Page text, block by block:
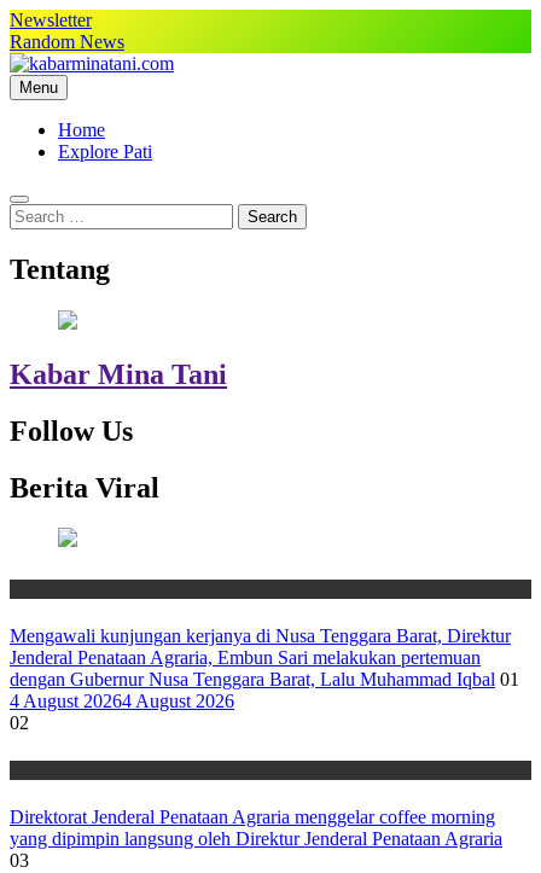
Skip
to
content
Newsletter
Random News
kabarminatani.com
Menu
Home
Explore Pati
Search
for:
Tentang
Kabar Mina Tani
Follow Us
Berita Viral
Mengawali kunjungan kerjanya di Nusa Tenggara Barat, Direktur
Jenderal Penataan Agraria, Embun Sari melakukan pertemuan
dengan Gubernur Nusa Tenggara Barat, Lalu Muhammad Iqbal 01
4 August 20264 August 2026
02
Direktorat Jenderal Penataan Agraria menggelar coffee morning
yang dipimpin langsung oleh Direktur Jenderal Penataan Agraria
03